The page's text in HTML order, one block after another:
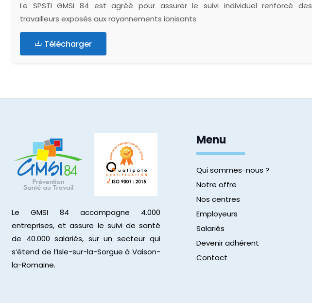
Le SPSTI GMSI 84 est agréé pour assurer le suivi individuel renforcé des
travailleurs exposés aux rayonnements ionisants
Télécharger
Le GMSI 84 accompagne 4.000
entreprises, et assure le suivi de santé
de 40.000 salariés, sur un secteur qui
s’étend de l’Isle-sur-la-Sorgue à Vaison-
la-Romaine.
Menu
Qui sommes-nous ?
Notre offre
Nos centres
Employeurs
Salariés
Devenir adhérent
Contact